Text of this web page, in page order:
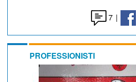
7 |
PROFESSIONISTI